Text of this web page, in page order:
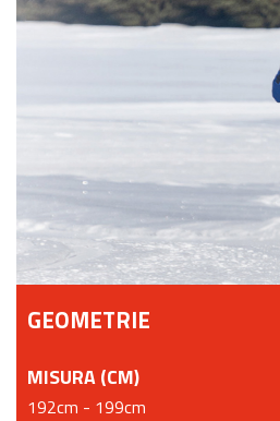
GEOMETRIE
MISURA (CM)
192cm - 199cm